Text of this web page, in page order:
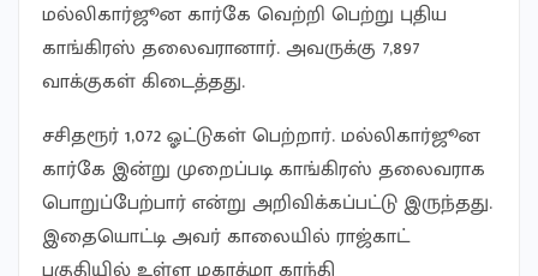
மல்லிகார்ஜூன கார்கே வெற்றி பெற்று புதிய
காங்கிரஸ் தலைவரானார். அவருக்கு 7,897
வாக்குகள் கிடைத்தது.
சசிதரூர் 1,072 ஓட்டுகள் பெற்றார். மல்லிகார்ஜூன
கார்கே இன்று முறைப்படி காங்கிரஸ் தலைவராக
பொறுப்பேற்பார் என்று அறிவிக்கப்பட்டு இருந்தது.
இதையொட்டி அவர் காலையில் ராஜ்காட்